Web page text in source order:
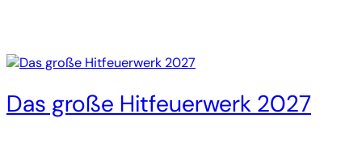
Das große Hitfeuerwerk 2027